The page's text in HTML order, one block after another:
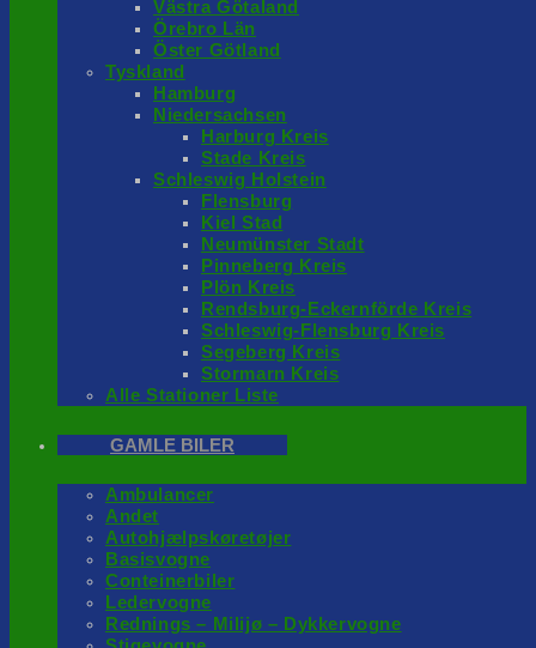
Västra Götaland
Örebro Län
Öster Götland
Tyskland
Hamburg
Niedersachsen
Harburg Kreis
Stade Kreis
Schleswig Holstein
Flensburg
Kiel Stad
Neumünster Stadt
Pinneberg Kreis
Plön Kreis
Rendsburg-Eckernförde Kreis
Schleswig-Flensburg Kreis
Segeberg Kreis
Stormarn Kreis
Alle Stationer Liste
GAMLE BILER
Ambulancer
Andet
Autohjælpskøretøjer
Basisvogne
Conteinerbiler
Ledervogne
Rednings – Milijø – Dykkervogne